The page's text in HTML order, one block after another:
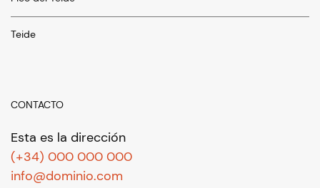
Teide
CONTACTO
Esta es la dirección
(+34) 000 000 000
info@dominio.com